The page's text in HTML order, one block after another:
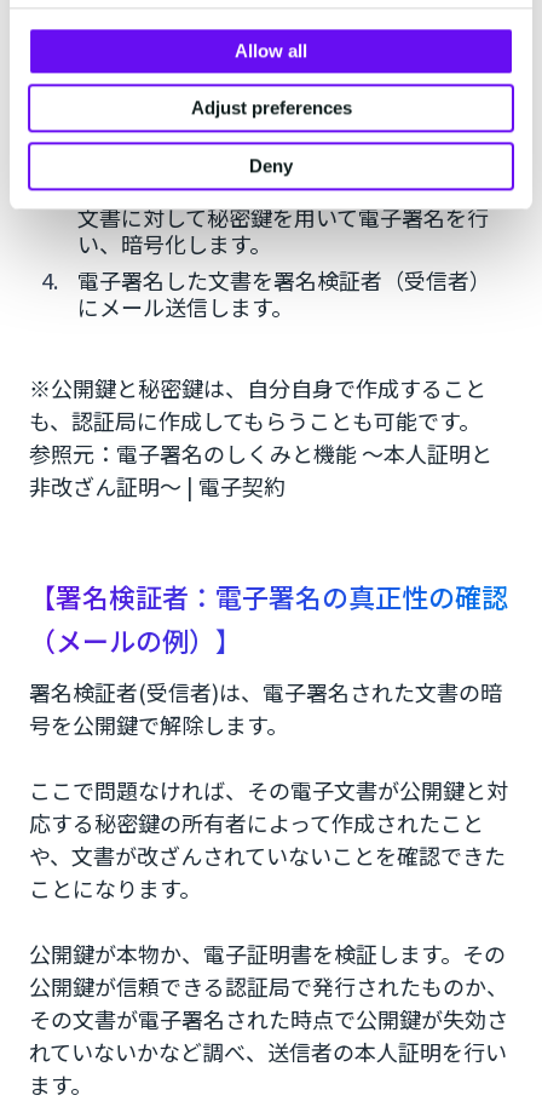
Allow all
Adjust preferences
Deny
署名者（送信者）は、電子署名を利用する
ために、 電子署名（電子証明書）の利用を
認証局に申し込みます。
認証局はそれを請けて、署名者の本人確認
や、公開鍵・秘密鍵の対応性を確認した後、
電子証明書を発行します。
電子証明書の受理後、署名者は希望の電子
文書に対して秘密鍵を用いて電子署名を行
い、暗号化します。
電子署名した文書を署名検証者（受信者）
にメール送信します。
※公開鍵と秘密鍵は、自分自身で作成すること
も、認証局に作成してもらうことも可能です。
参照元：電子署名のしくみと機能 ～本人証明と
非改ざん証明～ | 電子契約
【署名検証者：電子署名の真正性の確認
（メールの例）】
署名検証者(受信者)は、電子署名された文書の暗
号を公開鍵で解除します。
ここで問題なければ、その電子文書が公開鍵と対
応する秘密鍵の所有者によって作成されたこと
や、文書が改ざんされていないことを確認できた
ことになります。
公開鍵が本物か、電子証明書を検証します。その
公開鍵が信頼できる認証局で発行されたものか、
その文書が電子署名された時点で公開鍵が失効さ
れていないかなど調べ、送信者の本人証明を行い
ます。